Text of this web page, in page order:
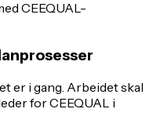
CEEQUAL-
er i gang. Arbeidet skal
for CEEQUAL i